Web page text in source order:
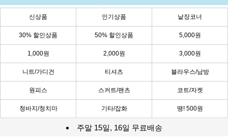
신상품 인기상품 낱장코너
30% 할인상품 50% 할인상품 5,000원
1,000원 2,000원 3,000원
니트/가디건 티셔츠 블라우스/남방
원피스 스커트/팬츠 코트/자켓
청바지/청치마 기타/잡화 땡! 500원
주말 15일, 16일 무료배송